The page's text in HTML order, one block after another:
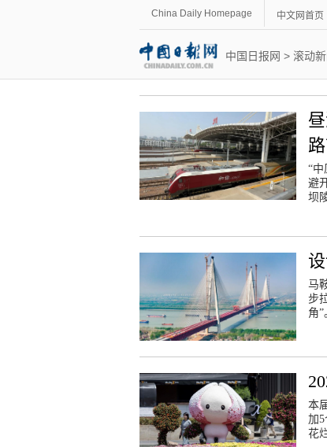
China Daily Homepage 中文网首页
中国日报网 > 滚动
“中
避
坝
马
步
角”
本
加
花